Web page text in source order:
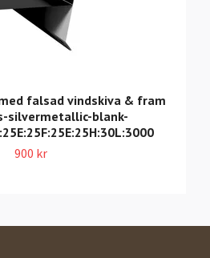
falsad vindskiva & fram
silvermetallic-blank-
900 kr